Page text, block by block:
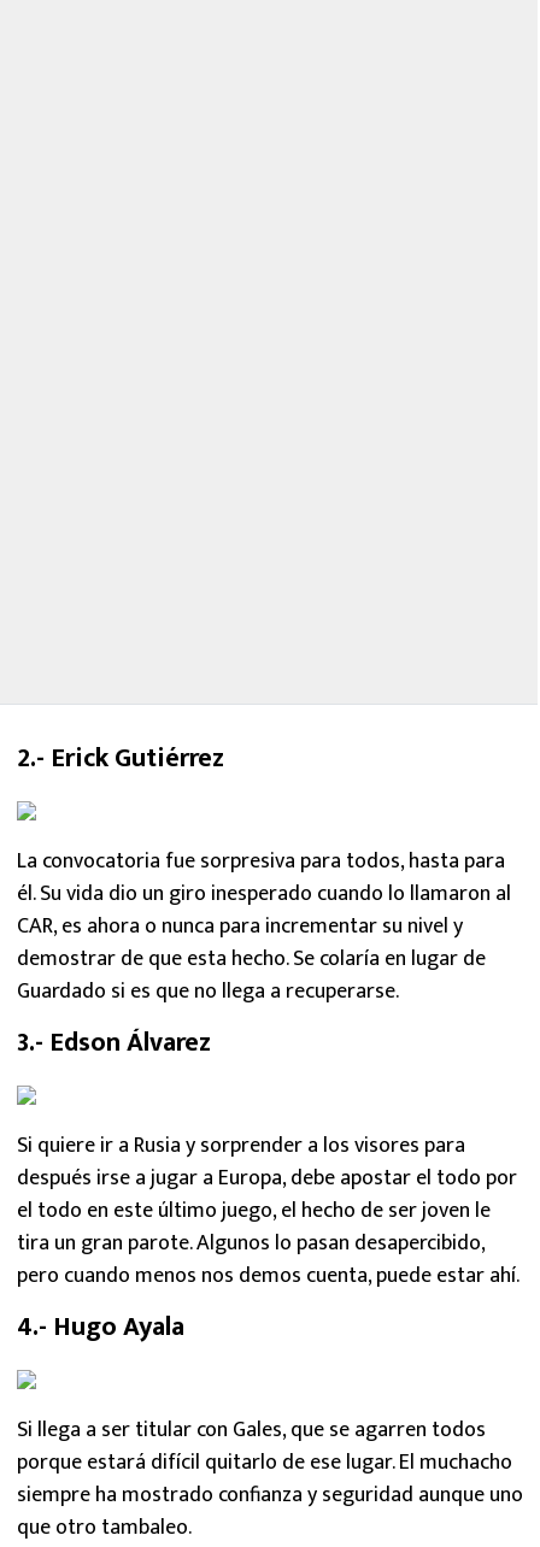
2.- Erick Gutiérrez
La convocatoria fue sorpresiva para todos, hasta para
él. Su vida dio un giro inesperado cuando lo llamaron al
CAR, es ahora o nunca para incrementar su nivel y
demostrar de que esta hecho. Se colaría en lugar de
Guardado si es que no llega a recuperarse.
3.- Edson Álvarez
Si quiere ir a Rusia y sorprender a los visores para
después irse a jugar a Europa, debe apostar el todo por
el todo en este último juego, el hecho de ser joven le
tira un gran parote. Algunos lo pasan desapercibido,
pero cuando menos nos demos cuenta, puede estar ahí.
4.- Hugo Ayala
Si llega a ser titular con Gales, que se agarren todos
porque estará difícil quitarlo de ese lugar. El muchacho
siempre ha mostrado confianza y seguridad aunque uno
que otro tambaleo.